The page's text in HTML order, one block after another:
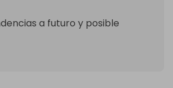
a futuro y posible